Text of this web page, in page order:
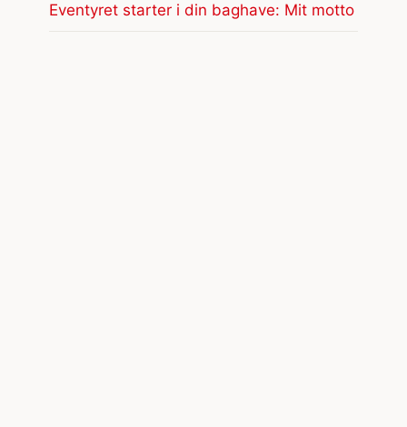
Eventyret starter i din baghave: Mit motto